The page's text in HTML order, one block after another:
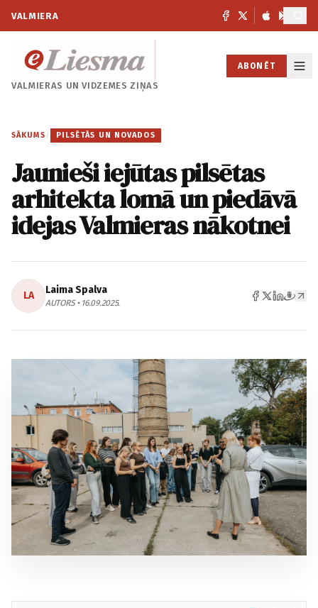
VALMIERA
VALMIERAS UNVIDZEMES ZIŅAS
ABONĒT
SĀKUMS / PILSĒTĀS UN NOVADOS
Jaunieši iejūtas pilsētas
arhitekta lomā un piedāvā
idejas Valmieras nākotnei
LA Laima Spalva
AUTORS • 16.09.2025.